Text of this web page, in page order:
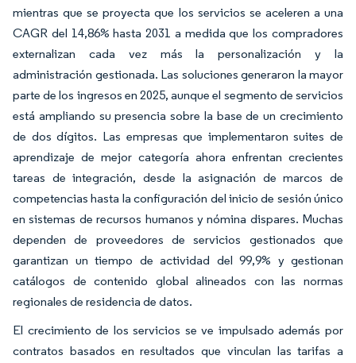
mientras que se proyecta que los servicios se aceleren a una
CAGR del 14,86% hasta 2031 a medida que los compradores
externalizan cada vez más la personalización y la
administración gestionada. Las soluciones generaron la mayor
parte de los ingresos en 2025, aunque el segmento de servicios
está ampliando su presencia sobre la base de un crecimiento
de dos dígitos. Las empresas que implementaron suites de
aprendizaje de mejor categoría ahora enfrentan crecientes
tareas de integración, desde la asignación de marcos de
competencias hasta la configuración del inicio de sesión único
en sistemas de recursos humanos y nómina dispares. Muchas
dependen de proveedores de servicios gestionados que
garantizan un tiempo de actividad del 99,9% y gestionan
catálogos de contenido global alineados con las normas
regionales de residencia de datos.
El crecimiento de los servicios se ve impulsado además por
contratos basados en resultados que vinculan las tarifas a